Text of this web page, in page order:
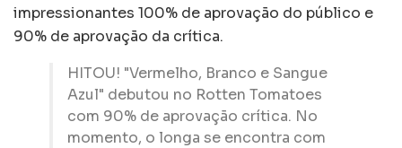
impressionantes 100% de aprovação do público e
90% de aprovação da crítica.
HITOU! "Vermelho, Branco e Sangue
Azul" debutou no Rotten Tomatoes
com 90% de aprovação crítica. No
momento, o longa se encontra com